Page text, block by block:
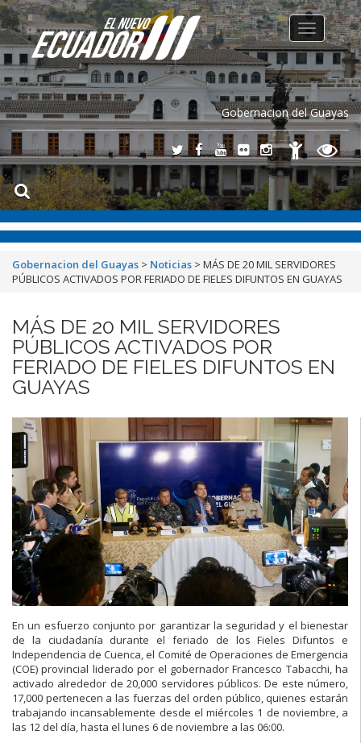
Gobernacion del Guayas
Toggle
navigation
Gobernacion del Guayas > Noticias > MÁS DE 20 MIL SERVIDORES
PÚBLICOS ACTIVADOS POR FERIADO DE FIELES DIFUNTOS EN GUAYAS
MÁS DE 20 MIL SERVIDORES
PÚBLICOS ACTIVADOS POR
FERIADO DE FIELES DIFUNTOS EN
GUAYAS
En un esfuerzo conjunto por garantizar la seguridad y el bienestar
de la ciudadanía durante el feriado de los Fieles Difuntos e
Independencia de Cuenca, el Comité de Operaciones de Emergencia
(COE) provincial liderado por el gobernador Francesco Tabacchi, ha
activado alrededor de 20,000 servidores públicos. De este número,
17,000 pertenecen a las fuerzas del orden público, quienes estarán
trabajando incansablemente desde el miércoles 1 de noviembre, a
las 12 del día, hasta el lunes 6 de noviembre a las 06:00.